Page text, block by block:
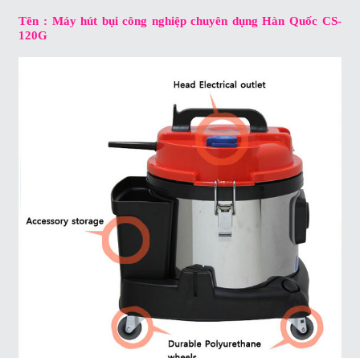
Tên : Máy hút bụi công nghiệp chuyên dụng Hàn Quốc CS-
120G